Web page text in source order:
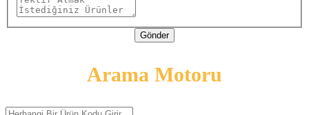
Gönder
Arama Motoru